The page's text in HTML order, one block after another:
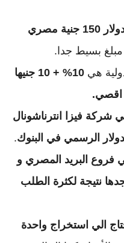
بسيط جدا.
هي
اقصي.
الرسمي في البنوك.